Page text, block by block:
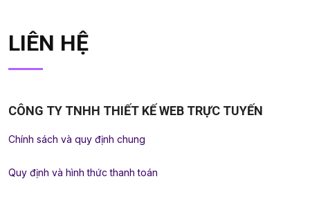
LIÊN HỆ
CÔNG TY TNHH THIẾT KẾ WEB TRỰC TUYẾN
Chính sách và quy định chung
Quy định và hình thức thanh toán